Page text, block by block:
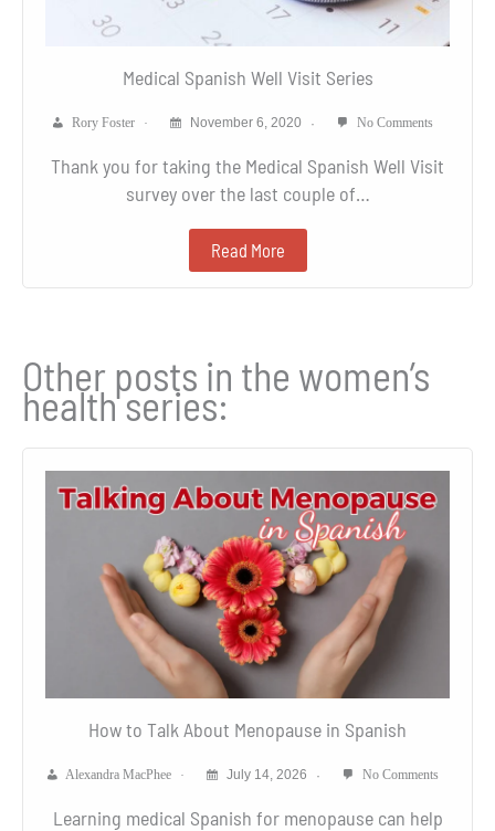
Medical Spanish Well Visit Series
Rory Foster November 6, 2020 No Comments
Thank you for taking the Medical Spanish Well Visit
survey over the last couple of…
Read More
Other posts in the women’s
health series:
How to Talk About Menopause in Spanish
Alexandra MacPhee July 14, 2026 No Comments
Learning medical Spanish for menopause can help